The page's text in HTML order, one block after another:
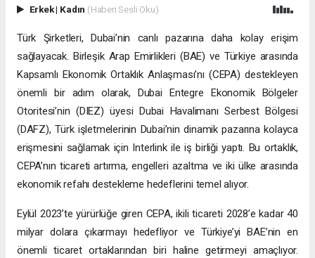
Erkek| Kadın (Haberi Sesli Oku)
Türk Şirketleri, Dubai’nin canlı pazarına daha kolay erişim
sağlayacak. Birleşik Arap Emirlikleri (BAE) ve Türkiye arasında
Kapsamlı Ekonomik Ortaklık Anlaşması’nı (CEPA) destekleyen
önemli bir adım olarak, Dubai Entegre Ekonomik Bölgeler
Otoritesi’nin (DIEZ) üyesi Dubai Havalimanı Serbest Bölgesi
(DAFZ), Türk işletmelerinin Dubai’nin dinamik pazarına kolayca
erişmesini sağlamak için Interlink ile iş birliği yaptı. Bu ortaklık,
CEPA’nın ticareti artırma, engelleri azaltma ve iki ülke arasında
ekonomik refahı destekleme hedeflerini temel alıyor.
Eylül 2023’te yürürlüğe giren CEPA, ikili ticareti 2028’e kadar 40
milyar dolara çıkarmayı hedefliyor ve Türkiye’yi BAE’nin en
önemli ticaret ortaklarından biri haline getirmeyi amaçlıyor.